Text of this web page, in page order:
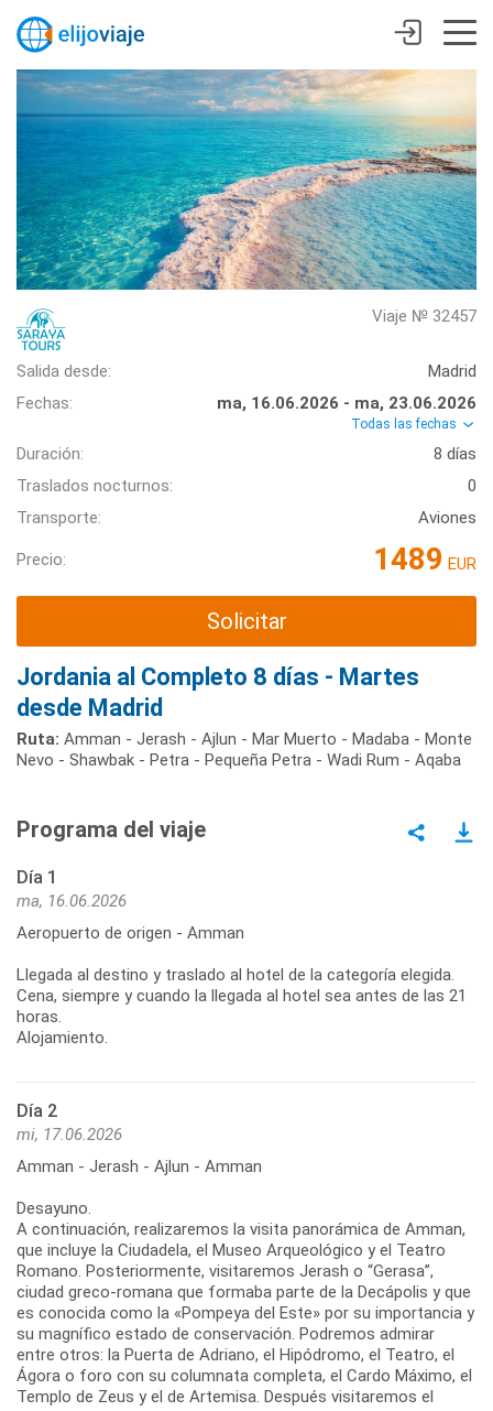
Viaje № 32457
Salida desde:
Madrid
Fechas:
ma, 16.06.2026 - ma, 23.06.2026
Todas las fechas
Duración:
8 días
Traslados nocturnos:
0
Transporte:
Aviones
Precio: 1489 EUR
Solicitar
Jordania al Completo 8 días - Martes
desde Madrid
Ruta: Amman - Jerash - Ajlun - Mar Muerto - Madaba - Monte
Nevo - Shawbak - Petra - Pequeña Petra - Wadi Rum - Aqaba
Programa del viaje
Día 1
ma, 16.06.2026
Aeropuerto de origen - Amman
Llegada al destino y traslado al hotel de la categoría elegida.
Cena, siempre y cuando la llegada al hotel sea antes de las 21
horas.
Alojamiento.
Día 2
mi, 17.06.2026
Amman - Jerash - Ajlun - Amman
Desayuno.
A continuación, realizaremos la visita panorámica de Amman,
que incluye la Ciudadela, el Museo Arqueológico y el Teatro
Romano. Posteriormente, visitaremos Jerash o “Gerasa”,
ciudad greco-romana que formaba parte de la Decápolis y que
es conocida como la «Pompeya del Este» por su importancia y
su magnífico estado de conservación. Podremos admirar
entre otros: la Puerta de Adriano, el Hipódromo, el Teatro, el
Ágora o foro con su columnata completa, el Cardo Máximo, el
Templo de Zeus y el de Artemisa. Después visitaremos el